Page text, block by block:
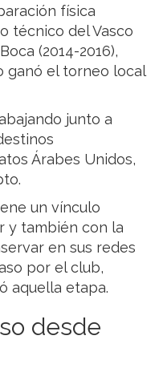
física
técnico del Vasco
(2014-2016),
ganó el torneo local
junto a
Árabes Unidos,
un vínculo
y también con la
en sus redes
por el club,
aquella etapa.
desde